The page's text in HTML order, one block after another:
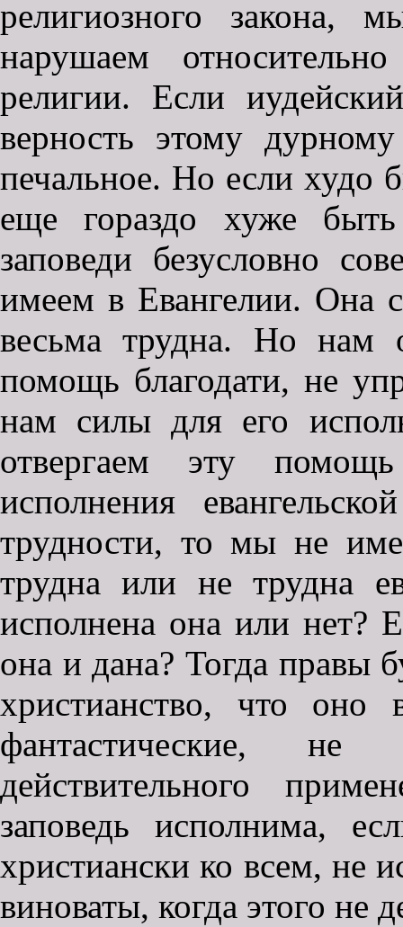
религиозного закона,
нарушаем
религии. Если
верность этому
печальное. Но если худо
еще гораздо хуже
заповеди безусловно
имеем в Евангелии. Она
весьма трудна. Но нам
помощь благодати, не
нам силы для его
отвергаем эту
исполнения
трудности, то мы не
трудна или не трудна
исполнена она или нет?
она и дана? Тогда правы
христианство, что
фантастические,
действительного
заповедь исполнима,
христиански ко всем, не
виноваты, когда этого не